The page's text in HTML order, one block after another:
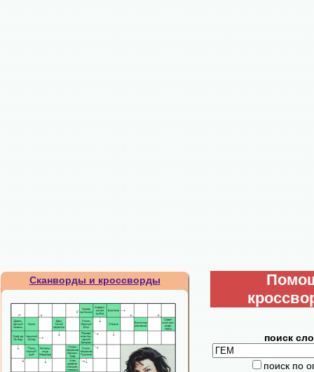
Сканворды и кроссворды
поиск
поиск по